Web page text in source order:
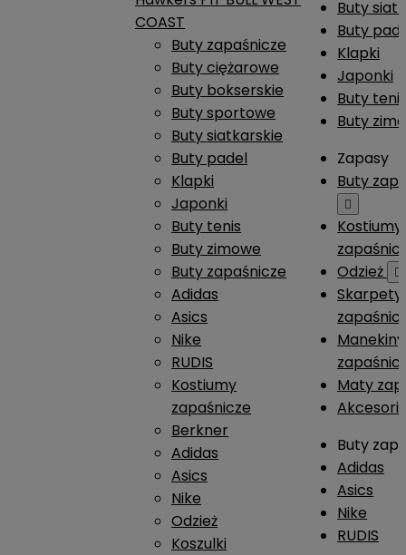
COAST
Buty zapaśnicze
Buty ciężarowe
Buty bokserskie
Buty sportowe
Buty siatkarskie
Buty padel
Klapki
Japonki
Buty tenis
Buty zimowe
Buty zapaśnicze
Adidas
Asics
Nike
RUDIS
Kostiumy
zapaśnicze
Berkner
Adidas
Asics
Nike
Odzież
Koszulki
Buty
Buty
Klapki
Japonki
Buty
Buty
Zapasy
Buty

Kostiumy
Odzież

Skarpety
Manekiny
Maty
Buty
Adidas
Asics
Nike
RUDIS